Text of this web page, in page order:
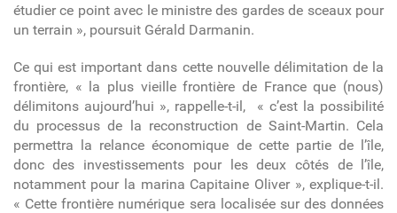
étudier ce point avec le ministre des gardes de sceaux pour
un terrain », poursuit Gérald Darmanin.
Ce qui est important dans cette nouvelle délimitation de la
frontière, « la plus vieille frontière de France que (nous)
délimitons aujourd’hui », rappelle-t-il, « c’est la possibilité
du processus de la reconstruction de Saint-Martin. Cela
permettra la relance économique de cette partie de l’île,
donc des investissements pour les deux côtés de l’île,
notamment pour la marina Capitaine Oliver », explique-t-il.
« Cette frontière numérique sera localisée sur des données